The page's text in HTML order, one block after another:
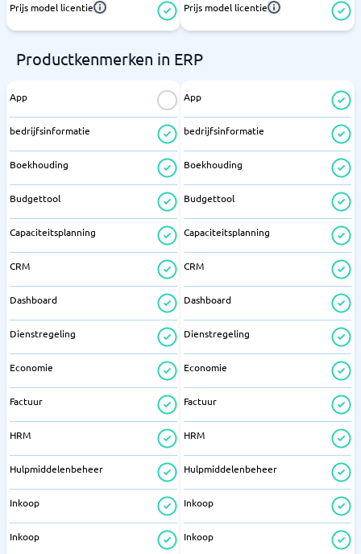
Prijs model licentie Prijs model licentie
Productkenmerken in ERP
App
bedrijfsinformatie
Boekhouding
Budgettool
Capaciteitsplanning
CRM
Dashboard
Dienstregeling
Economie
Factuur
HRM
Hulpmiddelenbeheer
Inkoop
Inkoop
App
bedrijfsinformatie
Boekhouding
Budgettool
Capaciteitsplanning
CRM
Dashboard
Dienstregeling
Economie
Factuur
HRM
Hulpmiddelenbeheer
Inkoop
Inkoop